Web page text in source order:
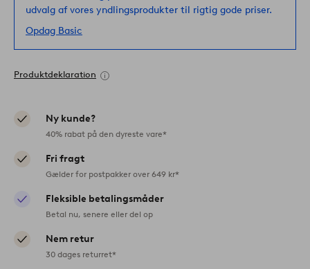
udvalg af vores yndlingsprodukter til rigtig gode priser.
Opdag Basic
Produktdeklaration
Ny kunde?
40% rabat på den dyreste vare*
Fri fragt
Gælder for postpakker over 649 kr*
Fleksible betalingsmåder
Betal nu, senere eller del op
Nem retur
30 dages returret*